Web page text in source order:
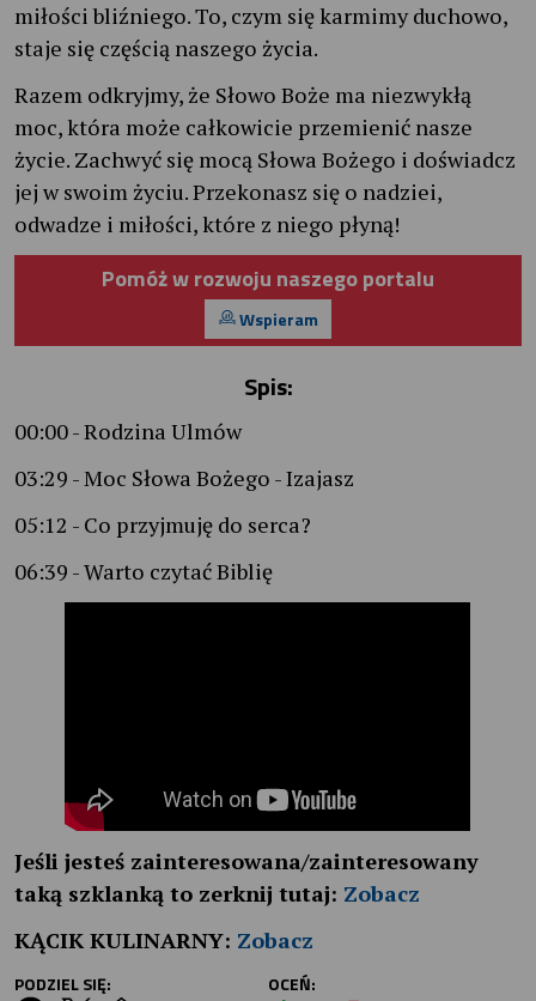
miłości bliźniego. To, czym się karmimy duchowo,
staje się częścią naszego życia.
Razem odkryjmy, że Słowo Boże ma niezwykłą
moc, która może całkowicie przemienić nasze
życie. Zachwyć się mocą Słowa Bożego i doświadcz
jej w swoim życiu. Przekonasz się o nadziei,
odwadze i miłości, które z niego płyną!
Pomóż w rozwoju naszego portalu
Wspieram
Spis:
00:00 - Rodzina Ulmów
03:29 - Moc Słowa Bożego - Izajasz
05:12 - Co przyjmuję do serca?
06:39 - Warto czytać Biblię
Jeśli jesteś zainteresowana/zainteresowany
taką szklanką to zerknij tutaj: Zobacz
KĄCIK KULINARNY: Zobacz
PODZIEL SIĘ: OCEŃ: